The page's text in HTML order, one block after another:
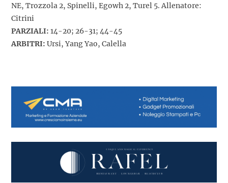
NE, Trozzola 2, Spinelli, Egowh 2, Turel 5. Allenatore:
Citrini
PARZIALI: 14-20; 26-31; 44-45
ARBITRI: Ursi, Yang Yao, Calella